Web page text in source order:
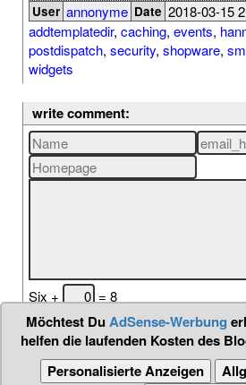
User annonyme Date 2018-03-15
addtemplatedir, caching, events,
postdispatch, security, shopware,
widgets
write comment:
Six + = 8
Möchtest DuAdSense-Werbung
helfen die laufenden Kosten des
Personalisierte Anzeigen